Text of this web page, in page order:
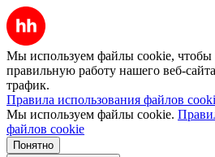
Мы используем файлы cookie, чтобы
правильную работу нашего веб-
трафик.
Правила использования файлов
Мы используем файлы cookie.
файлов cookie
Понятно